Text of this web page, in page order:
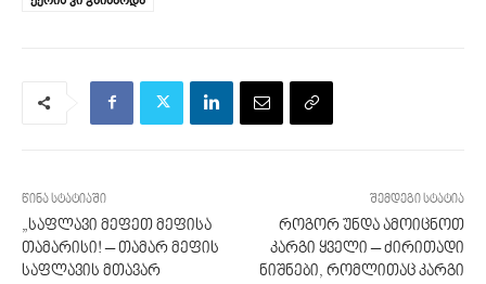
წინა სტატიაში
„საფლავი მეფეთ მეფისა
თამარისი! – თამარ მეფის
საფლავის მთავარ
შემდეგი სტატია
როგორ უნდა ამოიცნოთ
კარგი ყველი – ძი­რი­თადი
ნიშ­ნები, რომ­ლი­თაც კარ­გი